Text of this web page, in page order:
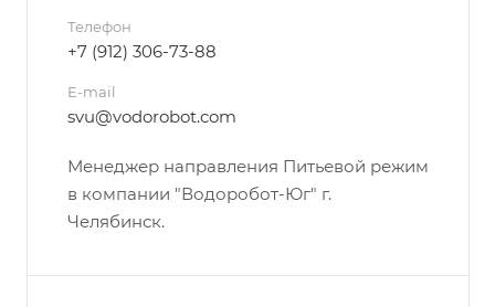
Телефон
+7 (912) 306-73-88
E-mail
svu@vodorobot.com
Менеджер направления Питьевой режим
в компании "Водоробот-Юг" г.
Челябинск.